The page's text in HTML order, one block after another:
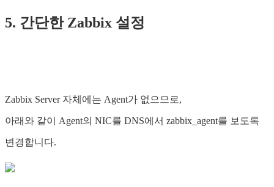
5. 간단한 Zabbix 설정
Zabbix Server 자체에는 Agent가 없으므로,
아래와 같이 Agent의 NIC를 DNS에서 zabbix_agent를 보도록
변경합니다.